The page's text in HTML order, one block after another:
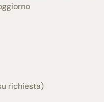
richiesta)